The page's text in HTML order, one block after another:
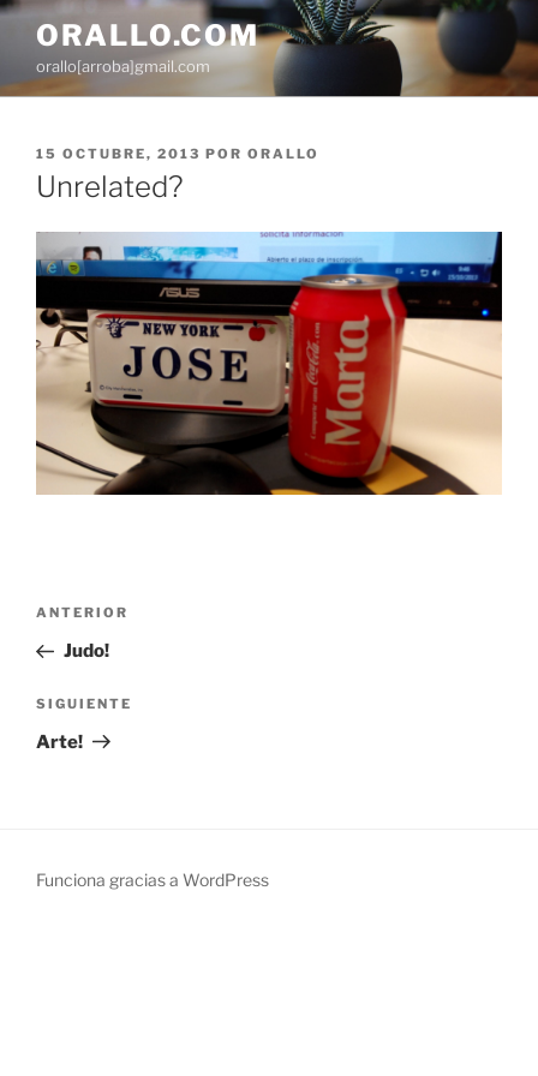
Saltar
contenido
ORALLO.COM
orallo[arroba]gmail.com
PUBLICADO
EL
15 OCTUBRE, 2013 POR ORALLO
Unrelated?
Navegación
entradas
Entrada
anterior:
ANTERIOR
Judo!
Siguiente
entrada
SIGUIENTE
Arte!
Funciona gracias a WordPress